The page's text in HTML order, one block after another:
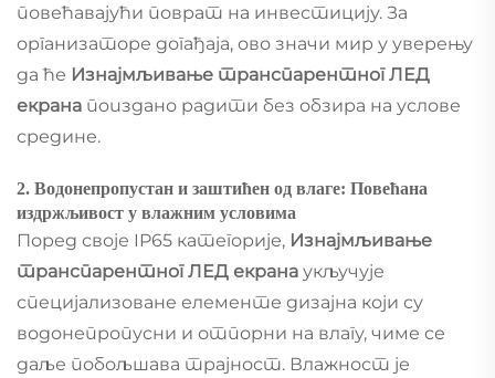
повећавајући поврат на инвестицију. За
организаторе догађаја, ово значи мир у уверењу
да ће Изнајмљивање транспарентног ЛЕД
екрана пouздано радити без обзира на услове
средине.
2. Водонепропустан и заштићен од влаге: Повећана
издржљивост у влажним условима
Поред своје IP65 категорије, Изнајмљивање
транспарентног ЛЕД екрана укључује
специјализоване елементе дизајна који су
водонепропусни и отпорни на влагу, чиме се
даље побољшава трајност. Влажност је